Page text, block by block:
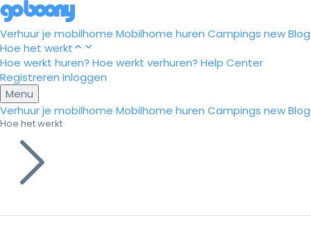
Verhuur je mobilhome Mobilhome huren Campings newBlog
Hoe het werkt
Hoe werkt huren? Hoe werkt verhuren? Help Center
Registreren Inloggen
Menu
Verhuur je mobilhome Mobilhome huren Campings newBlog
Hoe het werkt